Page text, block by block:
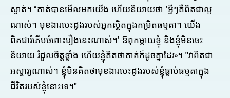
ស្ងាត់។ “គាត់បានមើលមកយើង ហើយនិយាយថា 'អ្វីៗគឺពិតជាល្អ
ណាស់។ មុខងារបេះដូងរបស់អ្នកស្ថិតក្នុងកម្រិតធម្មតា។ យើង
ពិតជារំភើបចំពោះរឿងនេះណាស់។' ឪពុកម្ដាយខ្ញុំ និងខ្ញុំមិនចេះ
និយាយ រំជួលចិត្តខ្លាំង ហើយខ្ញុំគិតថាគាត់ក៏ដូចគ្នាដែរ»។ "វាពិតជា
អស្ចារ្យណាស់។ ខ្ញុំមិនគិតថាមុខងារបេះដូងរបស់ខ្ញុំធ្លាប់ធម្មតាក្នុង
ជីវិតរបស់ខ្ញុំនោះទេ។"